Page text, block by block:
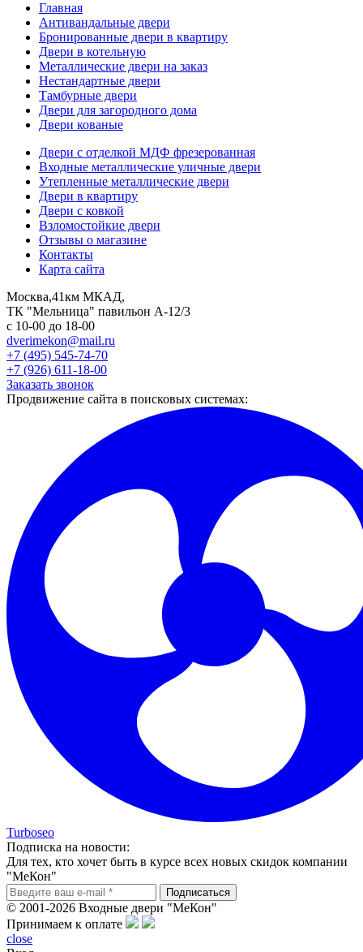
Главная
Антивандальные двери
Бронированные двери в квартиру
Двери в котельную
Металлические двери на заказ
Нестандартные двери
Тамбурные двери
Двери для загородного дома
Двери кованые
Двери с отделкой МДФ фрезерованная
Входные металлические уличные двери
Утепленные металлические двери
Двери в квартиру
Двери с ковкой
Взломостойкие двери
Отзывы о магазине
Контакты
Карта сайта
Москва,41км МКАД,
ТК "Мельница" павильон А-12/3
с 10-00 до 18-00
dverimekon@mail.ru
+7 (495) 545-74-70
+7 (926) 611-18-00
Заказать звонок
Продвижение сайта в поисковых системах:
Turboseo
Подписка на новости:
Для тех, кто хочет быть в курсе всех новых скидок компании
"МеКон"
© 2001-2026 Входные двери "МеКон"
Принимаем к оплате
close